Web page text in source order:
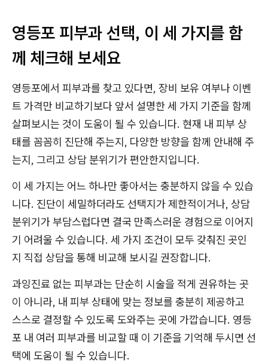
영등포 피부과 선택, 이 세 가지를 함
께 체크해 보세요
영등포에서 피부과를 찾고 있다면, 장비 보유 여부나 이벤
트 가격만 비교하기보다 앞서 설명한 세 가지 기준을 함께
살펴보시는 것이 도움이 될 수 있습니다. 현재 내 피부 상
태를 꼼꼼히 진단해 주는지, 다양한 방향을 함께 안내해 주
는지, 그리고 상담 분위기가 편안한지입니다.
이 세 가지는 어느 하나만 좋아서는 충분하지 않을 수 있습
니다. 진단이 세밀하더라도 선택지가 제한적이거나, 상담
분위기가 부담스럽다면 결국 만족스러운 경험으로 이어지
기 어려울 수 있습니다. 세 가지 조건이 모두 갖춰진 곳인
지 직접 상담을 통해 비교해 보시길 권장합니다.
과잉진료 없는 피부과는 단순히 시술을 적게 권유하는 곳
이 아니라, 내 피부 상태에 맞는 정보를 충분히 제공하고
스스로 결정할 수 있도록 도와주는 곳에 가깝습니다. 영등
포 내 여러 피부과를 비교할 때 이 기준을 기억해 두시면 선
택에 도움이 될 수 있습니다.